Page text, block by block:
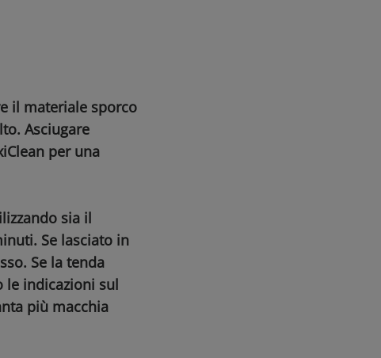
il materiale sporco
Asciugare
per una
sia il
Se lasciato in
Se la tenda
le indicazioni sul
più macchia